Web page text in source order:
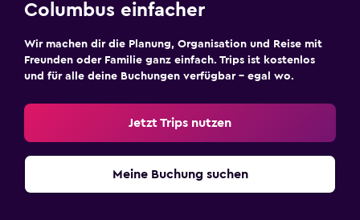
Columbus einfacher
Wir machen dir die Planung, Organisation und Reise mit
Freunden oder Familie ganz einfach. Trips ist kostenlos
und für alle deine Buchungen verfügbar – egal wo.
Jetzt Trips nutzen
Meine Buchung suchen